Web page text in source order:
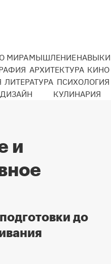
МИРАМЫШЛЕНИЕНАВЫКИ
АРХИТЕКТУРА КИНО
ЛИТЕРАТУРА ПСИХОЛОГИЯ
ДИЗАЙН КУЛИНАРИЯ
и
до